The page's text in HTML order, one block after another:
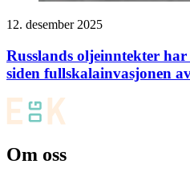
12. desember 2025
Russlands oljeinntekter
siden fullskalainvasjonen
Om oss